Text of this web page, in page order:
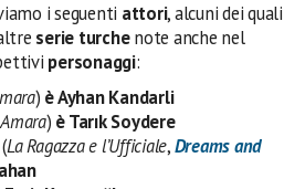
i seguenti attori, alcuni dei quali
serie turchenote anche nel
personaggi:
) è Ayhan Kandarli
) è Tarık Soydere
La Ragazza e l’Ufficiale,Dreams and